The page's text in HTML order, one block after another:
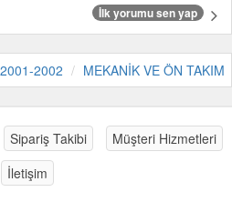
İlk yorumu sen yap
2002 MEKANİK VE ÖN TAKIM
Sipariş Takibi
Müşteri Hizmetleri
İletişim